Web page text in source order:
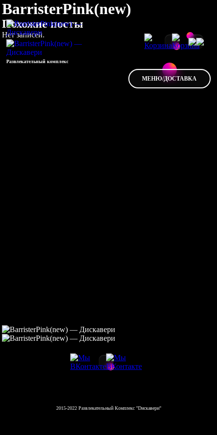
Развлекательный комплекс
МЕНЮ/ДОСТАВКА
BarristerPink(new)
Похожие посты
Нет записей.
2015-2022 Развлекательный Комплекс "Dискавери"